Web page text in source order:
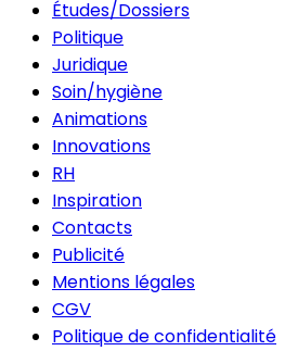
Études/Dossiers
Politique
Juridique
Soin/hygiène
Animations
Innovations
RH
Inspiration
Contacts
Publicité
Mentions légales
CGV
Politique de confidentialité